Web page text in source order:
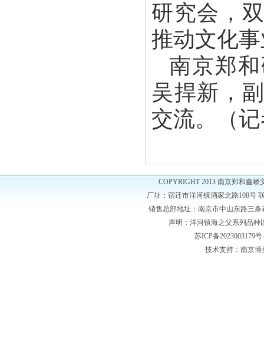
研究会，
推动文化
南京郑
吴捍新，
交流。（
COPYRIGHT 2013 南京郑和鑫峤
厂址：宿迁市洋河镇酒家北路108号
销售总部地址：南京市中山东路三条
声明：洋河镇海之父系列品种
苏ICP备2023003179号
技术支持： 南京博